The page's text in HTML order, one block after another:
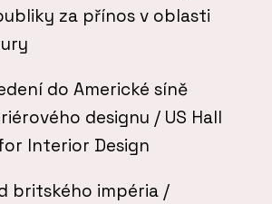
za přínos v oblasti
do Americké síně
designu / US Hall
Interior Design
britského impéria /